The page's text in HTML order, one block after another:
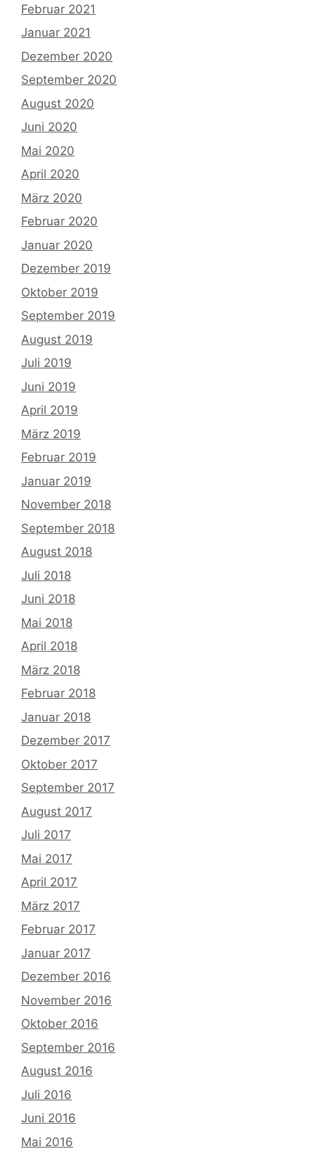
Februar 2021
Januar 2021
Dezember 2020
September 2020
August 2020
Juni 2020
Mai 2020
April 2020
März 2020
Februar 2020
Januar 2020
Dezember 2019
Oktober 2019
September 2019
August 2019
Juli 2019
Juni 2019
April 2019
März 2019
Februar 2019
Januar 2019
November 2018
September 2018
August 2018
Juli 2018
Juni 2018
Mai 2018
April 2018
März 2018
Februar 2018
Januar 2018
Dezember 2017
Oktober 2017
September 2017
August 2017
Juli 2017
Mai 2017
April 2017
März 2017
Februar 2017
Januar 2017
Dezember 2016
November 2016
Oktober 2016
September 2016
August 2016
Juli 2016
Juni 2016
Mai 2016